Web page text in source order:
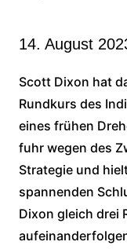
14. August
Scott Dixon hat
Rundkurs des
eines frühen
fuhr wegen des
Strategie und
spannenden
Dixon gleich drei